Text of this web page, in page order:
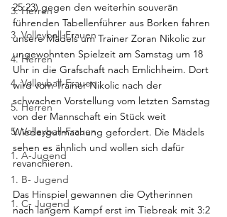
3. Herren
3. Volleyball-Frauen
4. Herren
4. Volleyball-Frauen
5. Herren
5. Volleyball-Frauen
1. A-Jugend
1. B- Jugend
1. C- Jugend
25:23) gegen den weiterhin souverän
führenden Tabellenführer aus Borken fahren
unsere Mädels um Trainer Zoran Nikolic zur
ungewohnten Spielzeit am Samstag um 18
Uhr in die Grafschaft nach Emlichheim. Dort
wird vom Trainer Nikolic nach der
schwachen Vorstellung vom letzten Samstag
von der Mannschaft ein Stück weit
Wiedergutmachung gefordert. Die Mädels
sehen es ähnlich und wollen sich dafür
revanchieren.
Das Hinspiel gewannen die Oytherinnen
nach langem Kampf erst im Tiebreak mit 3:2